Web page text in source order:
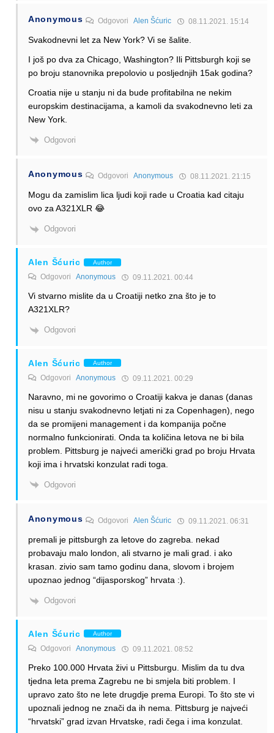
Anonymous OdgovoriAlen Šćuric 08.11.2021. 15:14
Svakodnevni let za New York? Vi se šalite.
I još po dva za Chicago, Washington? Ili Pittsburgh koji se
po broju stanovnika prepolovio u posljednjih 15ak godina?
Croatia nije u stanju ni da bude profitabilna ne nekim
europskim destinacijama, a kamoli da svakodnevno leti za
New York.
Odgovori
Anonymous OdgovoriAnonymous 08.11.2021. 21:15
Mogu da zamislim lica ljudi koji rade u Croatia kad citaju
ovo za A321XLR 😂
Odgovori
Alen Šćuric Author
Odgovori Anonymous 09.11.2021. 00:44
Vi stvarno mislite da u Croatiji netko zna što je to
A321XLR?
Odgovori
Alen Šćuric Author
Odgovori Anonymous 09.11.2021. 00:29
Naravno, mi ne govorimo o Croatiji kakva je danas (danas
nisu u stanju svakodnevno letjati ni za Copenhagen), nego
da se promijeni management i da kompanija počne
normalno funkcionirati. Onda ta količina letova ne bi bila
problem. Pittsburg je najveći američki grad po broju Hrvata
koji ima i hrvatski konzulat radi toga.
Odgovori
Anonymous OdgovoriAlen Šćuric 09.11.2021. 06:31
premali je pittsburgh za letove do zagreba. nekad
probavaju malo london, ali stvarno je mali grad. i ako
krasan. zivio sam tamo godinu dana, slovom i brojem
upoznao jednog “dijasporskog” hrvata :).
Odgovori
Alen Šćuric Author
Odgovori Anonymous 09.11.2021. 08:52
Preko 100.000 Hrvata živi u Pittsburgu. Mislim da tu dva
tjedna leta prema Zagrebu ne bi smjela biti problem. I
upravo zato što ne lete drugdje prema Europi. To što ste vi
upoznali jednog ne znači da ih nema. Pittsburg je najveći
“hrvatski” grad izvan Hrvatske, radi čega i ima konzulat.